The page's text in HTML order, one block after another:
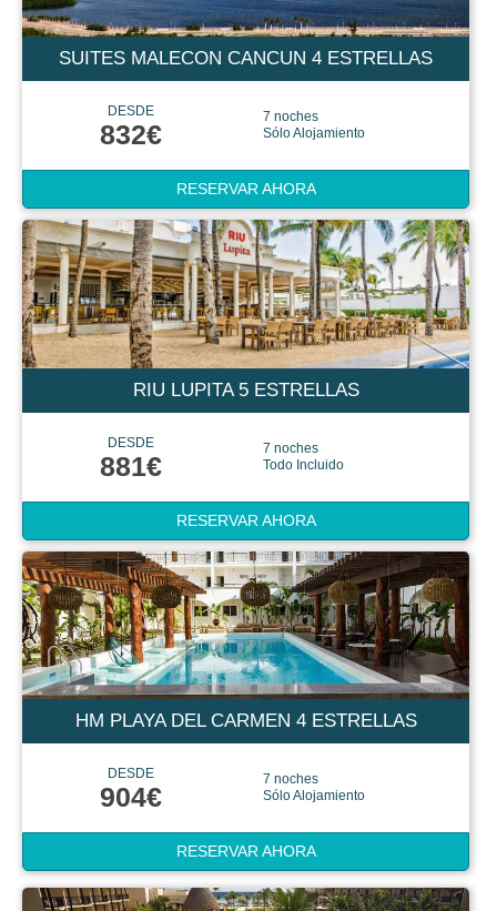
SUITES MALECON CANCUN 4 ESTRELLAS
DESDE
832€
7 noches
Sólo Alojamiento
RESERVAR AHORA
RIU LUPITA 5 ESTRELLAS
DESDE
881€
7 noches
Todo Incluido
RESERVAR AHORA
HM PLAYA DEL CARMEN 4 ESTRELLAS
DESDE
904€
7 noches
Sólo Alojamiento
RESERVAR AHORA